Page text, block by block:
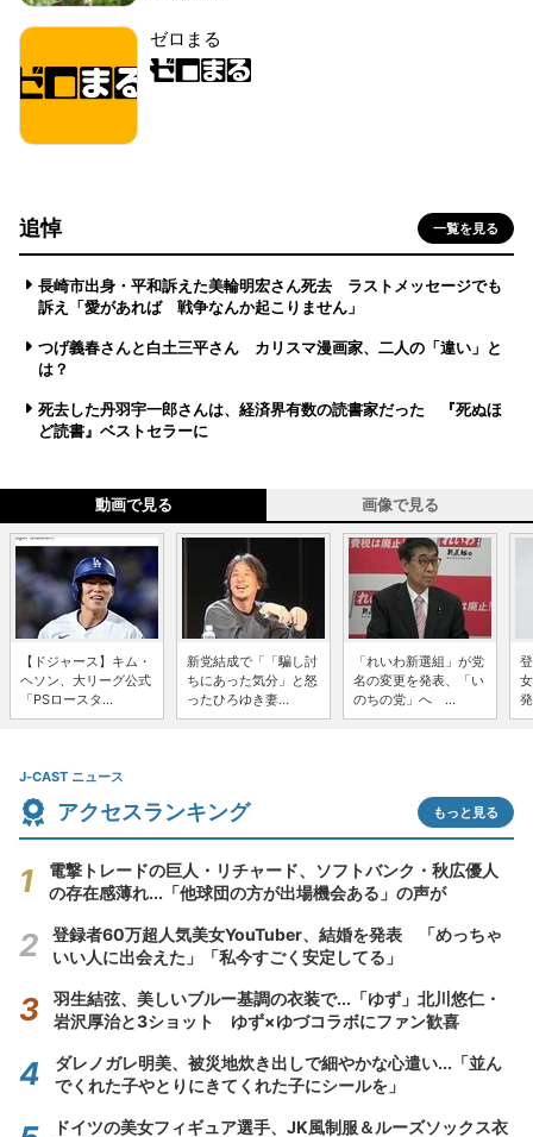
ゼロまる
追悼 一覧を見る
長崎市出身・平和訴えた美輪明宏さん死去 ラストメッセージでも
訴え「愛があれば 戦争なんか起こりません」
つげ義春さんと白土三平さん カリスマ漫画家、二人の「違い」と
は？
死去した丹羽宇一郎さんは、経済界有数の読書家だった 『死ぬほ
ど読書』ベストセラーに
動画で見る 画像で見る
【ドジャース】キム・
ヘソン、大リーグ公式
「PSロースタ...
新党結成で「「騙し討
ちにあった気分」と怒
ったひろゆき妻...
「れいわ新選組」が党
名の変更を発表、「い
のちの党」へ ...
J-CAST ニュース
アクセスランキング もっと見る
電撃トレードの巨人・リチャード、ソフトバンク・秋広優人
の存在感薄れ...「他球団の方が出場機会ある」の声が
登録者60万超人気美女YouTuber、結婚を発表 「めっちゃ
いい人に出会えた」「私今すごく安定してる」
羽生結弦、美しいブルー基調の衣装で...「ゆず」北川悠仁・
岩沢厚治と3ショット ゆず×ゆづコラボにファン歓喜
ダレノガレ明美、被災地炊き出しで細やかな心遣い...「並ん
でくれた子やとりにきてくれた子にシールを」
ドイツの美女フィギュア選手、JK風制服＆ルーズソックス衣